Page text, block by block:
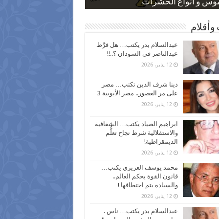
و أنواع الحشرات
بعد ارتفاع الأسعار
نسبة الطلاق في مصر
كاركاتيرية
كاركاتيرية
وأقلام
عبدالسلام بدر يكتب… هل فرَّط
عبدالناصر في السودان ؟..!!
12 يناير، 2026
دينا شرف الدين تكتب… مصر
على مر العصور.. مصر الأيوبية 3
12 يناير، 2026
ابراهيم الصياد يكتب… الشفافية
والاستقلالية شرط نجاح تعلُّم
الديمقراطية!
12 يناير، 2026
محمد يوسف العزيزي يكتب…
قانون القوة يحكم العالم..
والسيادة يتم اختطافها !
12 يناير، 2026
عبدالسلام بدر يكتب… ناس .